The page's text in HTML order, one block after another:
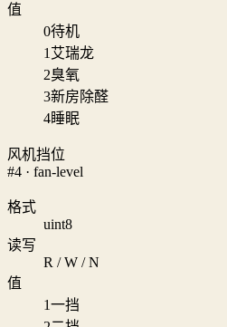
值
0待机
1 艾瑞龙
2臭氧
3新房除醛
4睡眠
风机挡位
#4 · fan-level
格式
uint8
读写
R / W / N
值
1一挡